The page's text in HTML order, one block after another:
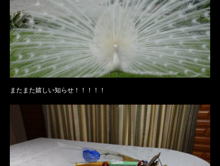
またまた嬉しい知らせ！！！！！